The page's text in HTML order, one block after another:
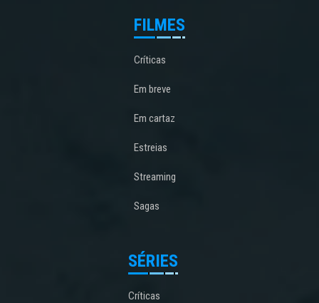
FILMES
Críticas
Em breve
Em cartaz
Estreias
Streaming
Sagas
SÉRIES
Críticas